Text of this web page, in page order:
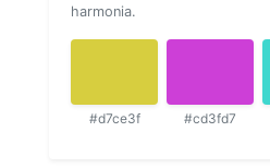
harmonia.
#d7ce3f #cd3fd7